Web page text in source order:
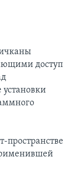
доступ
пространстве